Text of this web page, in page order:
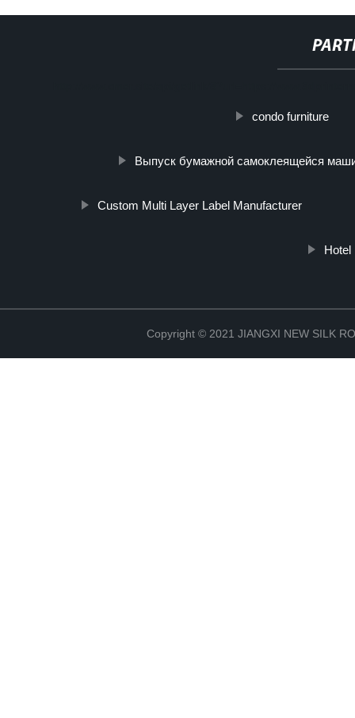
condo furniture
Выпуск бумажной самоклеящейся
Custom Multi Layer Label Manufacturer
Hotel
Copyright © 2021 JIANGXI NEW SILK